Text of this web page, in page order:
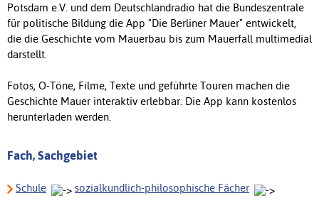
Potsdam e.V. und dem Deutschlandradio hat die Bundeszentrale
für politische Bildung die App "Die Berliner Mauer" entwickelt,
die die Geschichte vom Mauerbau bis zum Mauerfall multimedial
darstellt.
Fotos, O-Töne, Filme, Texte und geführte Touren machen die
Geschichte Mauer interaktiv erlebbar. Die App kann kostenlos
herunterladen werden.
Fach, Sachgebiet
Schule
sozialkundlich-philosophische Fächer